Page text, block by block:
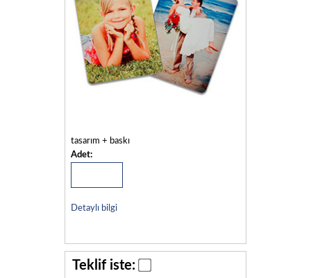
tasarım + baskı
Adet:
Detaylı bilgi
Teklif iste: